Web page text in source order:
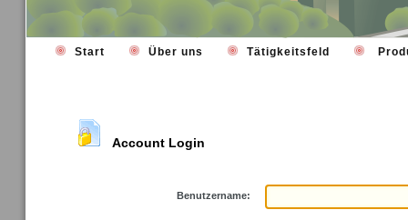
Start Über uns Tätigkeitsfeld
Account Login
Benutzername: